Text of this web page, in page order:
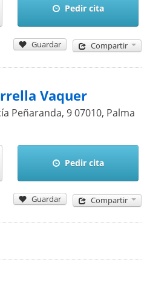
Pedir cita
Guardar Compartir
Vaquer
Peñaranda, 907010, Palma
Pedir cita
Guardar Compartir